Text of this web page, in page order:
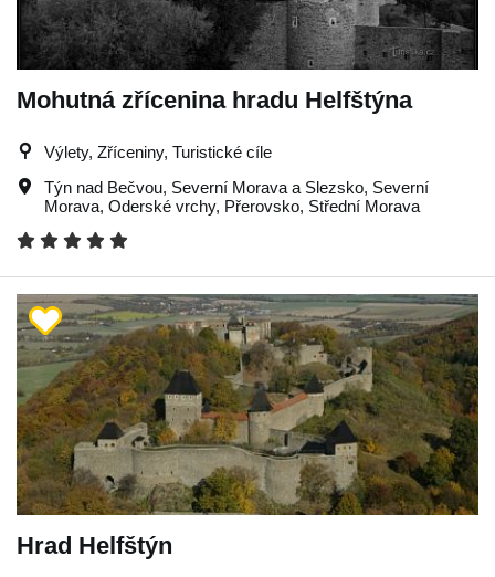
Mohutná zřícenina hradu Helfštýna
Výlety, Zříceniny, Turistické cíle
Týn nad Bečvou, Severní Morava a Slezsko, Severní
Morava, Oderské vrchy, Přerovsko, Střední Morava
Hrad Helfštýn